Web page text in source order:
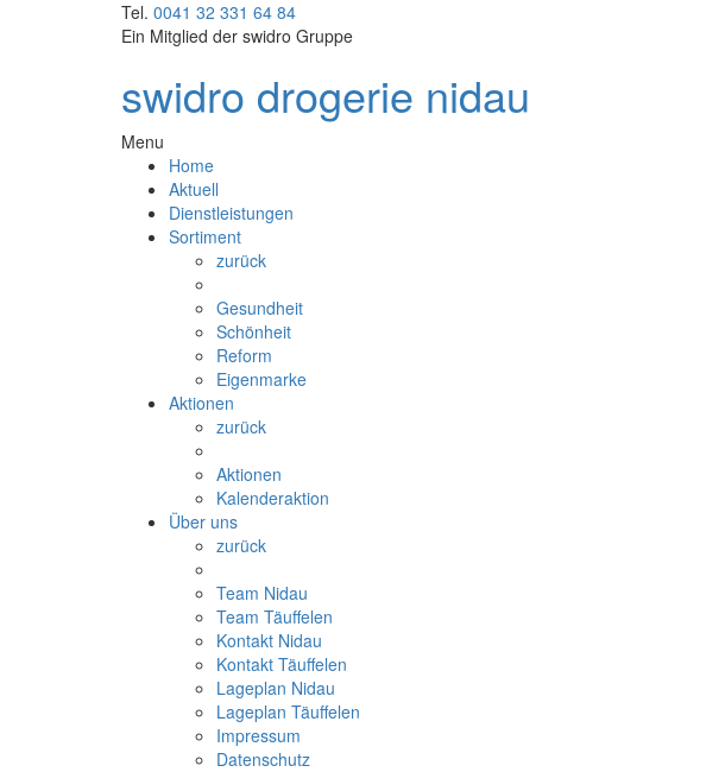
Tel. 0041 32 331 64 84
Ein Mitglied der swidro Gruppe
swidro drogerie nidau
Menu
Home
Aktuell
Dienstleistungen
Sortiment
zurück
Gesundheit
Schönheit
Reform
Eigenmarke
Aktionen
zurück
Aktionen
Kalenderaktion
Über uns
zurück
Team Nidau
Team Täuffelen
Kontakt Nidau
Kontakt Täuffelen
Lageplan Nidau
Lageplan Täuffelen
Impressum
Datenschutz